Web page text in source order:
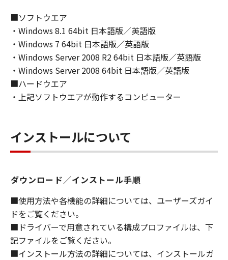
４．所有権
「本ソフトウェア」に係る権原および所有権
は、その内容によりキヤノンまたはキヤノンの
ライセンサーに帰属します。
５．輸出
トウェア」の全部または一部を、直接または間
接に輸出してはなりません。
キヤノン、キヤノンの子会社、関係会社、それ
のライセンサーは、お客様による「本ソフトウ
ェア」の使用を支援すること、および「本ソフ
トウェア」に対してアップデート、バグの修正
あるいはサポートを行うことについて、いかな
る責任も負うものではありません。
■ソフトウエア
・Windows 8.1 64bit 日本語版／英語版
・Windows 7 64bit 日本語版／英語版
・Windows Server 2008 R2 64bit 日本語版／英語版
・Windows Server 2008 64bit 日本語版／英語版
■ハードウエア
・上記ソフトウエアが動作するコンピューター
インストールについて
ダウンロード／インストール手順
■使用方法や各機能の詳細については、ユーザーズガイ
ドをご覧ください。
■ドライバーで用意されている構成プロファイルは、下
記ファイルをご覧ください。
■インストール方法の詳細については、インストールガ